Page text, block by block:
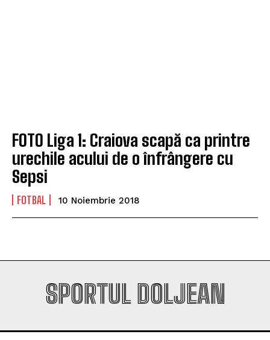
FOTO Liga 1: Craiova scapă ca printre
urechile acului de o înfrângere cu
Sepsi
FOTBAL 10 Noiembrie 2018
SPORTUL DOLJEAN